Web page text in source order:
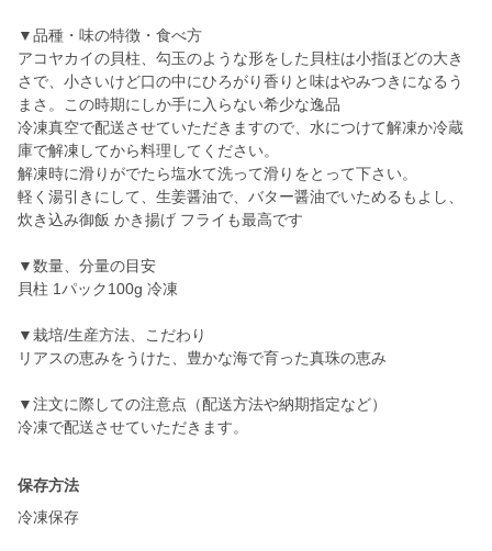
▼品種・味の特徴・食べ方
アコヤカイの貝柱、勾玉のような形をした貝柱は小指ほどの大き
さで、小さいけど口の中にひろがり香りと味はやみつきになるう
まさ。この時期にしか手に入らない希少な逸品
冷凍真空で配送させていただきますので、水につけて解凍か冷蔵
庫で解凍してから料理してください。
解凍時に滑りがでたら塩水て洗って滑りをとって下さい。
軽く湯引きにして、生姜醤油で、バター醤油でいためるもよし、
炊き込み御飯 かき揚げ フライも最高です
▼数量、分量の目安
貝柱 1パック100g 冷凍
▼栽培/生産方法、こだわり
リアスの恵みをうけた、豊かな海で育った真珠の恵み
▼注文に際しての注意点（配送方法や納期指定など）
保存方法
冷凍保存